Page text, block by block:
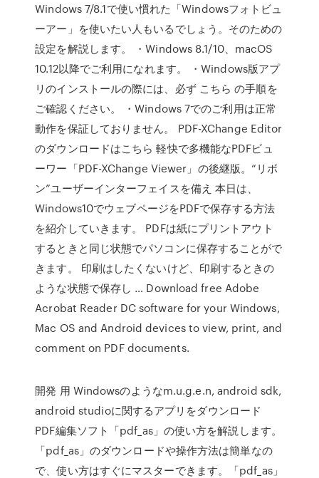
Windows 7/8.1で使い慣れた「Windowsフォトビュ
ーアー」を使いたい人もいるでしょう。そのための
設定を解説します。 ・Windows 8.1/10、macOS
10.12以降でご利用になれます。 ・Windows版アプ
リのインストールの際には、必ず こちら の手順を
ご確認ください。 ・Windows 7でのご利用は正常
動作を保証しておりません。 PDF-XChange Editor
のダウンロードはこちら 軽快で多機能なPDFビュ
ーワー「PDF-XChange Viewer」の後継版。“リボ
ン”ユーザーインターフェイスを備え 本日は、
Windows10でウェブページをPDFで保存する方法
を紹介していきます。 PDFは紙にプリントアウト
するときと同じ状態でパソコンに保存することがで
きます。 印刷はしたくないけど、印刷するときの
ような状態で保存し … Download free Adobe
Acrobat Reader DC software for your Windows,
Mac OS and Android devices to view, print, and
comment on PDF documents.
開発 用 Windowsのようなm.u.g.e.n, android sdk,
android studioに関するアプリをダウンロード
PDF編集ソフト「pdf_as」の使い方を解説します。
「pdf_as」のダウンロードや操作方法は簡単なの
で、使い方はすぐにマスターできます。「pdf_as」